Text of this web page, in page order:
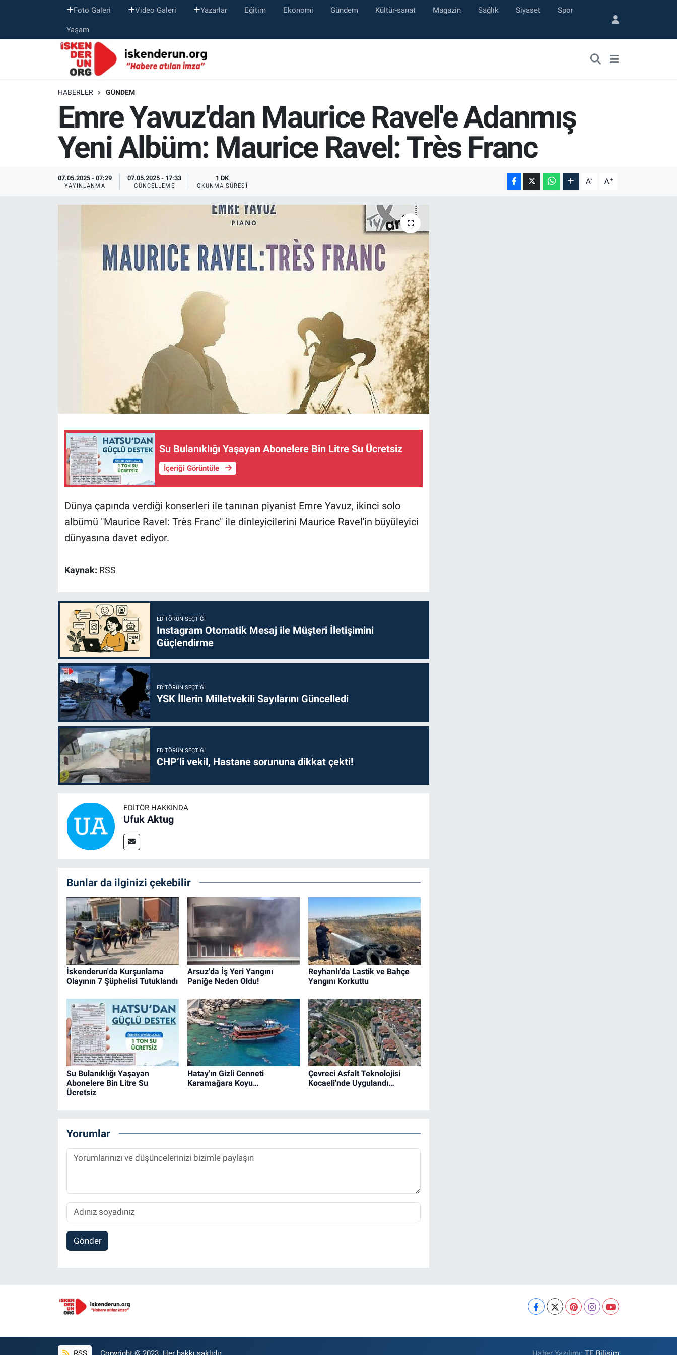
Foto Galeri Video Galeri Yazarlar Eğitim Ekonomi Gündem Kültür-sanat Magazin Sağlık Siyaset Spor
Yaşam
HABERLER GÜNDEM
Emre Yavuz'dan Maurice Ravel'e Adanmış
Yeni Albüm: Maurice Ravel: Très Franc
07.05.2025 - 07:29
YAYINLANMA
07.05.2025 - 17:33
GÜNCELLEME
1 DK
OKUNMA SÜRESI A- A+
Su Bulanıklığı Yaşayan Abonelere Bin Litre Su Ücretsiz
İçeriği Görüntüle
Dünya çapında verdiği konserleri ile tanınan piyanist Emre Yavuz, ikinci solo
albümü "Maurice Ravel: Très Franc" ile dinleyicilerini Maurice Ravel'in büyüleyici
dünyasına davet ediyor.
Kaynak: RSS
EDITÖRÜN SEÇTIĞI
Instagram Otomatik Mesaj ile Müşteri İletişimini
Güçlendirme
EDITÖRÜN SEÇTIĞI
YSK İllerin Milletvekili Sayılarını Güncelledi
EDITÖRÜN SEÇTIĞI
CHP’li vekil, Hastane sorununa dikkat çekti!
EDITÖR HAKKINDA
Ufuk Aktug
Bunlar da ilginizi çekebilir
İskenderun'da Kurşunlama
Olayının 7 Şüphelisi Tutuklandı
Arsuz'da İş Yeri Yangını
Paniğe Neden Oldu!
Reyhanlı'da Lastik ve Bahçe
Yangını Korkuttu
Su Bulanıklığı Yaşayan
Abonelere Bin Litre Su
Ücretsiz
Hatay'ın Gizli Cenneti
Karamağara Koyu…
Çevreci Asfalt Teknolojisi
Kocaeli'nde Uygulandı…
Yorumlar
Gönder